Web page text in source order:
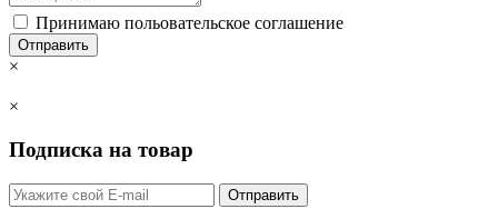
Принимаю польовательское соглашение
Отправить
×
×
Подписка на товар
Отправить